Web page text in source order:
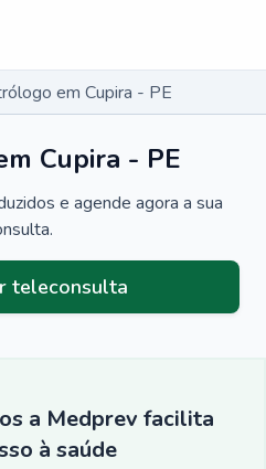
em Cupira - PE
Cupira - PE
e agende agora a sua
teleconsulta
a Medprev facilita
à saúde